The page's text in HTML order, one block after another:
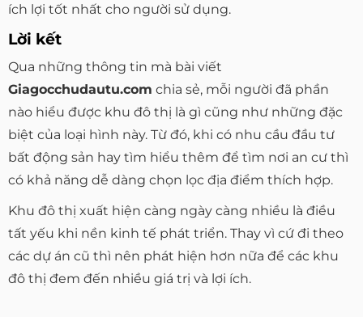
ích lợi tốt nhất cho người sử dụng.
Lời kết
Qua những thông tin mà bài viết
Giagocchudautu.com chia sẻ, mỗi người đã phần
nào hiểu được khu đô thị là gì cũng như những đặc
biệt của loại hình này. Từ đó, khi có nhu cầu đầu tư
bất động sản hay tìm hiểu thêm để tìm nơi an cư thì
có khả năng dễ dàng chọn lọc địa điểm thích hợp.
Khu đô thị xuất hiện càng ngày càng nhiều là điều
tất yếu khi nền kinh tế phát triển. Thay vì cứ đi theo
các dự án cũ thì nên phát hiện hơn nữa để các khu
đô thị đem đến nhiều giá trị và lợi ích.